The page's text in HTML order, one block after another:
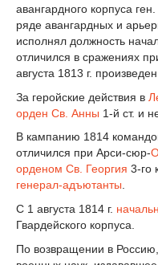
авангардного корпуса
ряде авангардных и
исполнял должность
отличился в сражениях
августа 1813 г.
За геройские действия в
орден Св. Анны 1-й ст. и
В кампанию 1814
отличился при Арси-сюр-
орденом Св. Георгия 3-го
генерал-адъютанты.
С 1 августа 1814 г.
Гвардейского корпуса.
По возвращении в